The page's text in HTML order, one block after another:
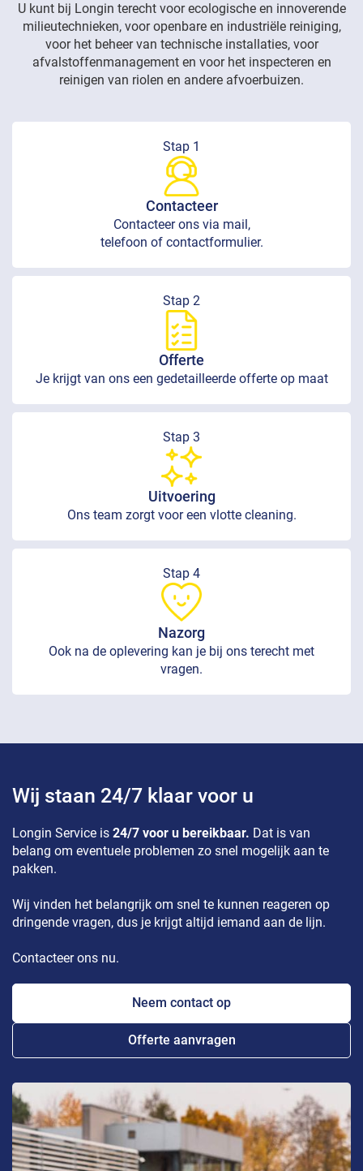
U kunt bij Longin terecht voor ecologische en innoverende
milieutechnieken, voor openbare en industriële reiniging,
voor het beheer van technische installaties, voor
afvalstoffenmanagement en voor het inspecteren en
reinigen van riolen en andere afvoerbuizen.
Stap 1
Contacteer
Contacteer ons via mail,
telefoon of contactformulier.
Stap 2
Offerte
Je krijgt van ons een gedetailleerde offerte op maat
Stap 3
Uitvoering
Ons team zorgt voor een vlotte cleaning.
Stap 4
Nazorg
Ook na de oplevering kan je bij ons terecht met
vragen.
Wij staan 24/7 klaar voor u
Longin Service is 24/7 voor u bereikbaar. Dat is van
belang om eventuele problemen zo snel mogelijk aan te
pakken.
Wij vinden het belangrijk om snel te kunnen reageren op
dringende vragen, dus je krijgt altijd iemand aan de lijn.
Contacteer ons nu.
Neem contact op
Offerte aanvragen